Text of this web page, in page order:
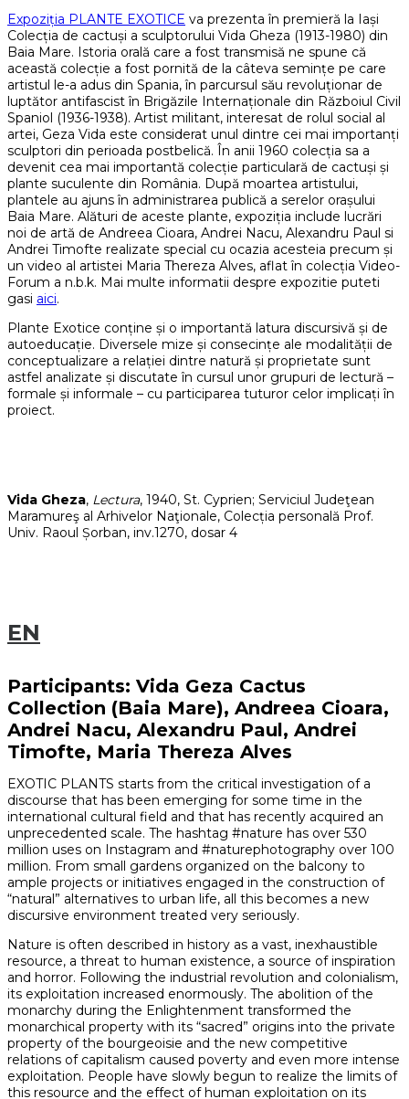
Expoziția PLANTE EXOTICE va prezenta în premieră la Iași
Colecția de cactuși a sculptorului Vida Gheza (1913-1980) din
Baia Mare. Istoria orală care a fost transmisă ne spune că
această colecție a fost pornită de la câteva semințe pe care
artistul le-a adus din Spania, în parcursul său revoluționar de
luptător antifascist în Brigăzile Internaționale din Războiul Civil
Spaniol (1936-1938). Artist militant, interesat de rolul social al
artei, Geza Vida este considerat unul dintre cei mai importanți
sculptori din perioada postbelică. În anii 1960 colecția sa a
devenit cea mai importantă colecție particulară de cactuși și
plante suculente din România. După moartea artistului,
plantele au ajuns în administrarea publică a serelor orașului
Baia Mare. Alături de aceste plante, expoziția include lucrări
noi de artă de Andreea Cioara, Andrei Nacu, Alexandru Paul si
Andrei Timofte realizate special cu ocazia acesteia precum și
un video al artistei Maria Thereza Alves, aflat în colecția Video-
Forum a n.b.k. Mai multe informatii despre expozitie puteti
gasi aici.
Plante Exotice conține și o importantă latura discursivă și de
autoeducație. Diversele mize și consecințe ale modalității de
conceptualizare a relației dintre natură și proprietate sunt
astfel analizate și discutate în cursul unor grupuri de lectură –
formale și informale – cu participarea tuturor celor implicați în
proiect.
Vida Gheza, Lectura, 1940, St. Cyprien; Serviciul Judeţean
Maramureş al Arhivelor Naţionale, Colecția personală Prof.
Univ. Raoul Șorban, inv.1270, dosar 4
EN
Participants: Vida Geza Cactus
Collection (Baia Mare), Andreea Cioara,
Andrei Nacu, Alexandru Paul, Andrei
Timofte, Maria Thereza Alves
EXOTIC PLANTS starts from the critical investigation of a
discourse that has been emerging for some time in the
international cultural field and that has recently acquired an
unprecedented scale. The hashtag #nature has over 530
million uses on Instagram and #naturephotography over 100
million. From small gardens organized on the balcony to
ample projects or initiatives engaged in the construction of
“natural” alternatives to urban life, all this becomes a new
discursive environment treated very seriously.
Nature is often described in history as a vast, inexhaustible
resource, a threat to human existence, a source of inspiration
and horror. Following the industrial revolution and colonialism,
its exploitation increased enormously. The abolition of the
monarchy during the Enlightenment transformed the
monarchical property with its “sacred” origins into the private
property of the bourgeoisie and the new competitive
relations of capitalism caused poverty and even more intense
exploitation. People have slowly begun to realize the limits of
this resource and the effect of human exploitation on its